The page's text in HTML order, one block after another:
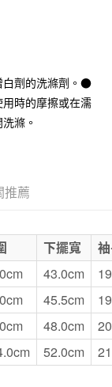
白劑的洗滌劑。●
時的摩擦或在濡
滌。
推薦
下擺寬
43.0cm
45.5cm
48.0cm
52.0cm